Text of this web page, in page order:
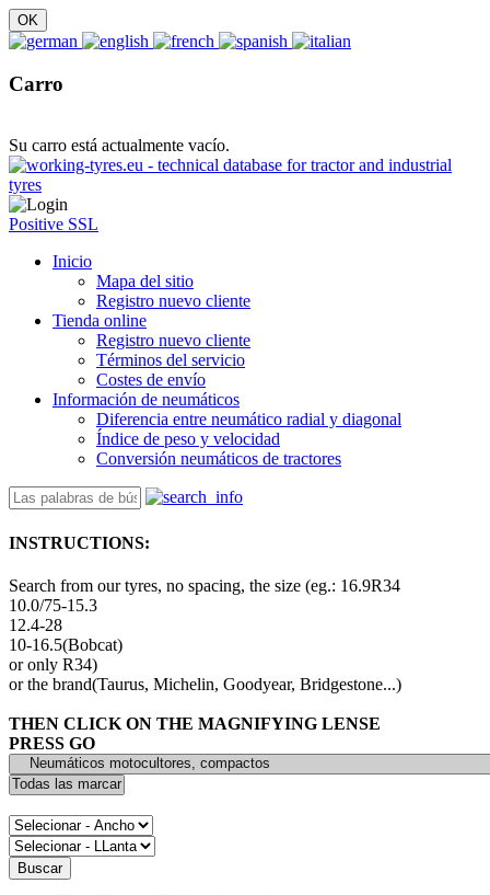
Carro
Su carro está actualmente vacío.
Positive SSL
Inicio
Mapa del sitio
Registro nuevo cliente
Tienda online
Registro nuevo cliente
Términos del servicio
Costes de envío
Información de neumáticos
Diferencia entre neumático radial y diagonal
Índice de peso y velocidad
Conversión neumáticos de tractores
INSTRUCTIONS:
Search from our tyres, no spacing, the size (eg.: 16.9R34
10.0/75-15.3
12.4-28
10-16.5(Bobcat)
or only R34)
or the brand(Taurus, Michelin, Goodyear, Bridgestone...)
THEN CLICK ON THE MAGNIFYING LENSE
PRESS GO